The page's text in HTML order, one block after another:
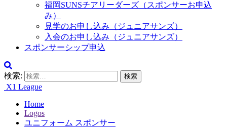
福岡SUNSチアリーダーズ（スポンサーお申込
み）
見学のお申し込み（ジュニアサンズ）
入会のお申し込み（ジュニアサンズ）
スポンサーシップ申込
検索:
X1 League
Home
Logos
ユニフォーム スポンサー